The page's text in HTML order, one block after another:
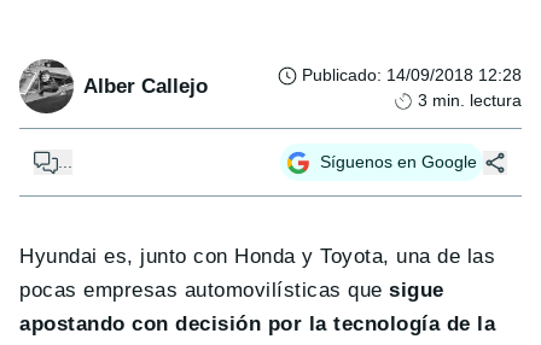
Alber Callejo Publicado: 14/09/2018 12:28
3 min. lectura
... Síguenos en Google
Hyundai es, junto con Honda y Toyota, una de las
pocas empresas automovilísticas quesigue
apostando con decisión por la tecnología de la